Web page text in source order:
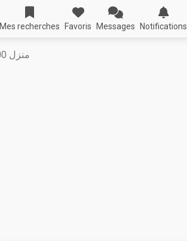
Mes recherches Favoris Messages Notifications
منزل 600 متر بشط مريم سوسة قرب البحر